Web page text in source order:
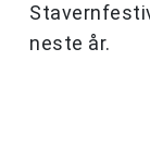
neste år.